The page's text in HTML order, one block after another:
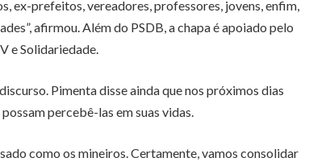
ex-prefeitos, vereadores, professores, jovens, enfim,
afirmou. Além do PSDB, a chapa é apoiado pelo
e Solidariedade.
Pimenta disse ainda que nos próximos dias
percebê-las em suas vidas.
como os mineiros. Certamente, vamos consolidar